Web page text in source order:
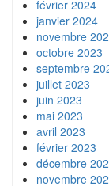
février 2024
janvier 2024
novembre
octobre 2023
septembre
juillet 2023
juin 2023
mai 2023
avril 2023
février 2023
décembre
novembre